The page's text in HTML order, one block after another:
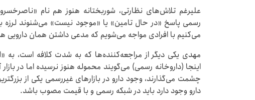
علیرغم تلاش‌های نظارتی، شوربختانه هنوز هم نام
رسمی پاسخ «در حال تامین» یا «موجود نیست» می‌شنوند لرزه بر
می‌کنیم با افرادی مواجه می‌شویم که مدعی داشتن همان دارویی
مهدی یکی دیگر از مراجعه‌کننده‌ها که به شدت کلافه است، به
اینجا (داروخانه رسمی) می‌گویند محموله هنوز نرسیده اما در
چشمت می‌گذارند، وجود دارو در بازارهای غیررسمی یکی از
دارو وجود دارد باید در شبکه رسمی و با قیمت مصوب باشد.